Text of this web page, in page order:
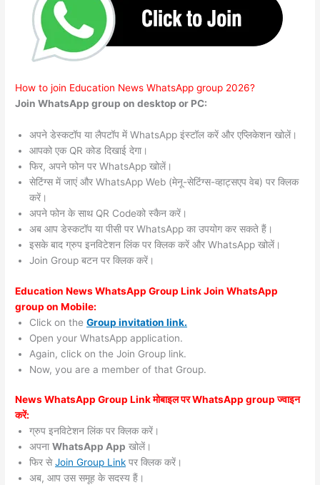
How to join Education News WhatsApp group 2026?
Join WhatsApp group on desktop or PC:
अपने डेस्कटॉप या लैपटॉप में WhatsApp इंस्टॉल करें और एप्लिकेशन खोलें।
आपको एक QR कोड दिखाई देगा।
फिर, अपने फोन पर WhatsApp खोलें।
सेटिंग्स में जाएं और WhatsApp Web (मेनू-सेटिंग्स-व्हाट्सएप वेब) पर क्लिक
करें।
अपने फोन के साथ QR Codeको स्कैन करें।
अब आप डेस्कटॉप या पीसी पर WhatsApp का उपयोग कर सकते हैं।
इसके बाद ग्रुप इनविटेशन लिंक पर क्लिक करें और WhatsApp खोलें।
Join Group बटन पर क्लिक करें।
Education News WhatsApp Group Link Join WhatsApp
group on Mobile:
Click on theGroup invitation link.
Open your WhatsApp application.
Again, click on the Join Group link.
Now, you are a member of that Group.
News WhatsApp Group Link मोबाइल पर WhatsApp group ज्वाइन
करें:
ग्रुप इनविटेशन लिंक पर क्लिक करें।
अपनाWhatsApp App खोलें।
फिर सेJoin Group Link पर क्लिक करें।
अब, आप उस समूह के सदस्य हैं।